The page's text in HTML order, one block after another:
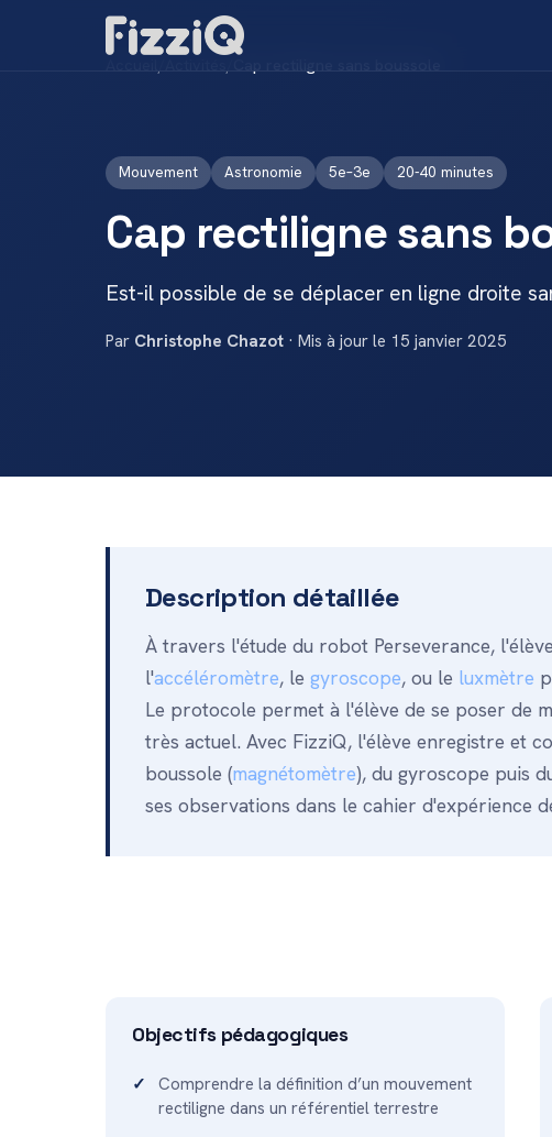
Mouvement Astronomie 5e–3e 20-40 minutes
Cap rectiligne sans
Est-il possible de se déplacer en ligne droite
Par Christophe Chazot · Mis à jour le 15 janvier 2025
Description détaillée
À travers l'étude du robot Perseverance,
l'accéléromètre, le gyroscope, ou le luxmètre
Le protocole permet à l'élève de se poser de
très actuel. Avec FizziQ, l'élève enregistre et
boussole (magnétomètre), du gyroscope puis
ses observations dans le cahier d'expérience
Objectifs pédagogiques
Comprendre la définition d’un mouvement
rectiligne dans un référentiel terrestre